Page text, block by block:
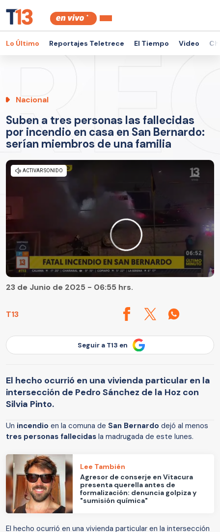
Lo Último Reportajes Teletrece El Tiempo Video
Nacional
Suben a tres personas las fallecidas
por incendio en casa en San Bernardo:
serían miembros de una familia
T13
23 de Junio de 2025 - 06:55 hrs.
Seguir a T13 en
El hecho ocurrió en una vivienda particular en la
intersección de Pedro Sánchez de la Hoz con
Silvia Pinto.
Un incendio en la comuna de San Bernardo dejó al menos
tres personas fallecidas la madrugada de este lunes.
Lee También
Agresor de conserje en Vitacura
presenta querella antes de
formalización: denuncia golpiza y
"sumisión química"
El hecho ocurrió en una vivienda particular en la intersección